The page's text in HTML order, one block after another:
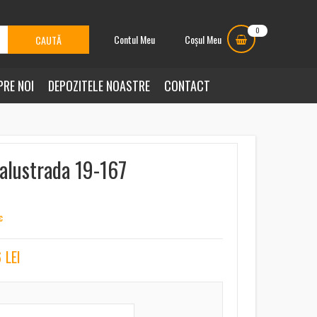
Contul Meu Coșul Meu
0
NOI DEPOZITELE NOASTRE CONTACT
19-167
LEI